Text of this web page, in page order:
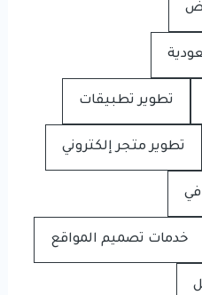
تطوير تطبيقات
تطوير متجر إلكتروني
خدمات تصميم المواقع